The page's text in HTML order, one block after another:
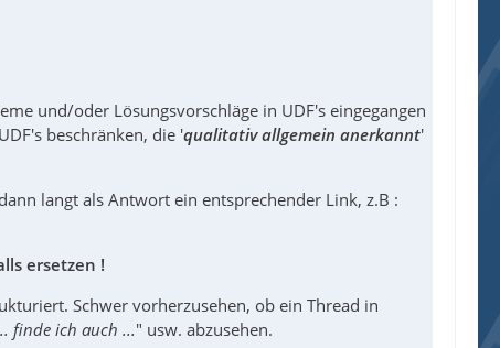
und/oder Lösungsvorschläge in UDF's eingegangen
beschränken, die 'qualitativ allgemein anerkannt'
langt als Antwort ein entsprechender Link, z.B :
ersetzen !
Schwer vorherzusehen, ob ein Thread in
finde ich auch ..." usw. abzusehen.